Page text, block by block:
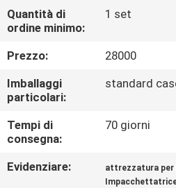
CONTATTICI
NOTIZIE
RICHIEDA
UNA
CITAZIONE
Quantità di
ordine minimo:
1 set
Prezzo:
28000
Imballaggi
particolari:
standard
Tempi di
consegna:
70 giorni
Evidenziare: attrezzatura per